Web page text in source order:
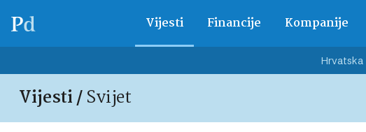
Vijesti Financije Kompanije
Hrvatska
Vijesti /Svijet